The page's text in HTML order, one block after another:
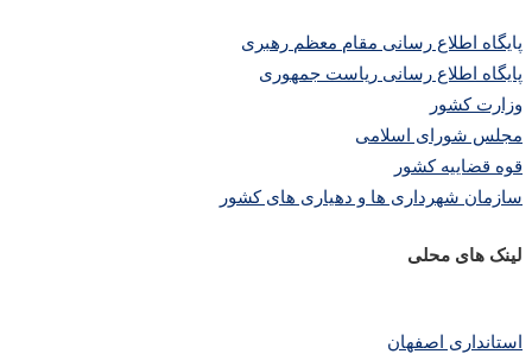
پایگاه اطلاع رسانی مقام معظم رهبری
پایگاه اطلاع رسانی ریاست جمهوری
وزارت کشور
مجلس شورای اسلامی
قوه قضاییه کشور
سازمان شهرداری ها و دهیاری های کشور
لینک های محلی
استانداری اصفهان